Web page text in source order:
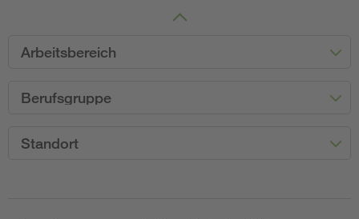
Arbeitsbereich
Berufsgruppe
Standort